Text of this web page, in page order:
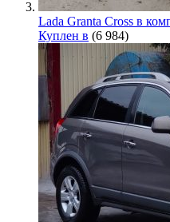
Lada Granta Cross в
Куплен в (6 984)